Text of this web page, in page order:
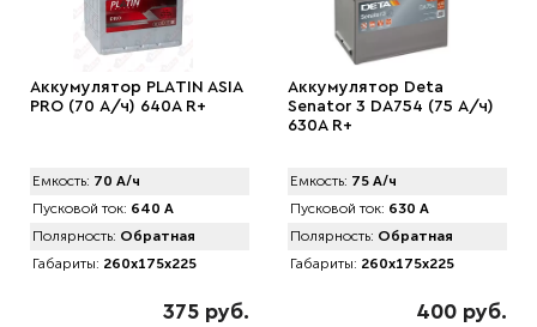
Аккумулятор PLАTIN ASIA
PRO (70 А/ч) 640A R+
Емкость: 70 А/ч
Пусковой ток: 640 А
Полярность: Обратная
Габариты: 260x175x225
375 руб.
Аккумулятор Deta
Senator 3 DA754 (75 А/ч)
630A R+
Емкость: 75 А/ч
Пусковой ток: 630 А
Полярность: Обратная
Габариты: 260x175x225
400 руб.